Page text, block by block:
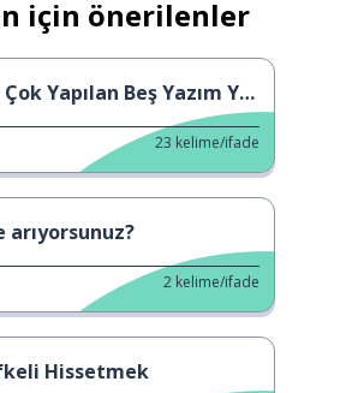
için önerilenler
Yapılan Beş Yazım Yanlışı
23 kelime/ifade
arıyorsunuz?
2 kelime/ifade
Hissetmek